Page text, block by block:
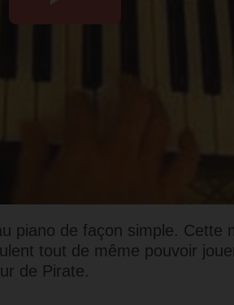
piano de façon simple. Cette
tout de même pouvoir
de Pirate.